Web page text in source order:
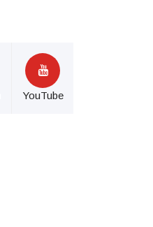
YouTube